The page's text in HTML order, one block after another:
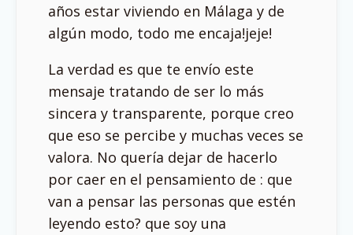
años estar viviendo en Málaga y de
algún modo, todo me encaja!jeje!
La verdad es que te envío este
mensaje tratando de ser lo más
sincera y transparente, porque creo
que eso se percibe y muchas veces se
valora. No quería dejar de hacerlo
por caer en el pensamiento de : que
van a pensar las personas que estén
leyendo esto? que soy una